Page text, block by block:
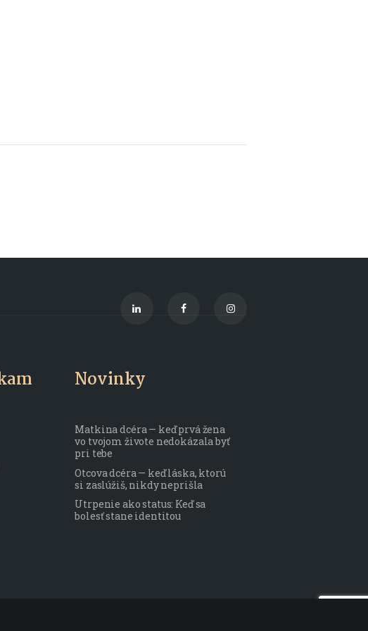
Novinky
Matkina dcéra — keď prvá žena
vo tvojom živote nedokázala byť
pri tebe
Otcova dcéra — keď láska, ktorú
si zaslúžiš, nikdy neprišla
Utrpenie ako status: Keď sa
bolesť stane identitou